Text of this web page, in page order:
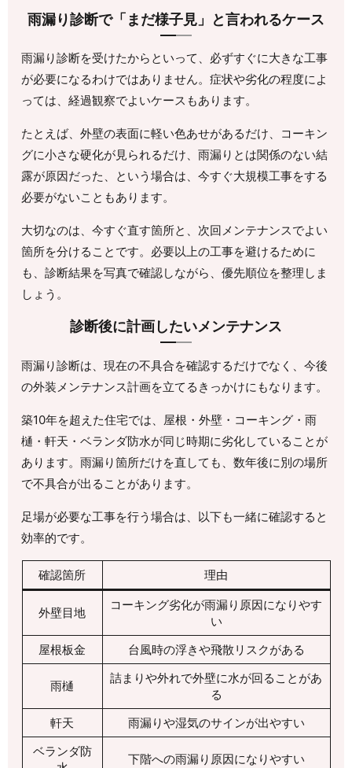
雨漏り診断で「まだ様子見」と言われるケース
雨漏り診断を受けたからといって、必ずすぐに大きな工事
が必要になるわけではありません。症状や劣化の程度によ
っては、経過観察でよいケースもあります。
たとえば、外壁の表面に軽い色あせがあるだけ、コーキン
グに小さな硬化が見られるだけ、雨漏りとは関係のない結
露が原因だった、という場合は、今すぐ大規模工事をする
必要がないこともあります。
大切なのは、今すぐ直す箇所と、次回メンテナンスでよい
箇所を分けることです。必要以上の工事を避けるために
も、診断結果を写真で確認しながら、優先順位を整理しま
しょう。
診断後に計画したいメンテナンス
雨漏り診断は、現在の不具合を確認するだけでなく、今後
の外装メンテナンス計画を立てるきっかけにもなります。
築10年を超えた住宅では、屋根・外壁・コーキング・雨
樋・軒天・ベランダ防水が同じ時期に劣化していることが
あります。雨漏り箇所だけを直しても、数年後に別の場所
で不具合が出ることがあります。
足場が必要な工事を行う場合は、以下も一緒に確認すると
効率的です。
確認箇所 理由
外壁目地
コーキング劣化が雨漏り原因になりやす
い
屋根板金
台風時の浮きや飛散リスクがある
雨樋
詰まりや外れで外壁に水が回ることがあ
る
軒天
雨漏りや湿気のサインが出やすい
ベランダ防
下階への雨漏り原因になりやすい